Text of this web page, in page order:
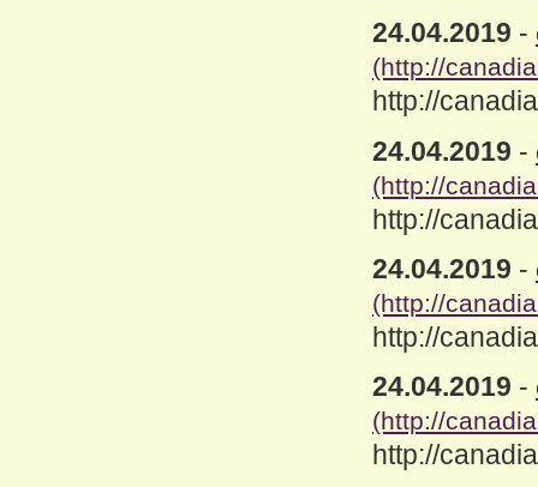
24.04.2019 -
(http://
http://
24.04.2019 -
(http://
http://
24.04.2019 -
(http://
http://
24.04.2019 -
(http://
http://